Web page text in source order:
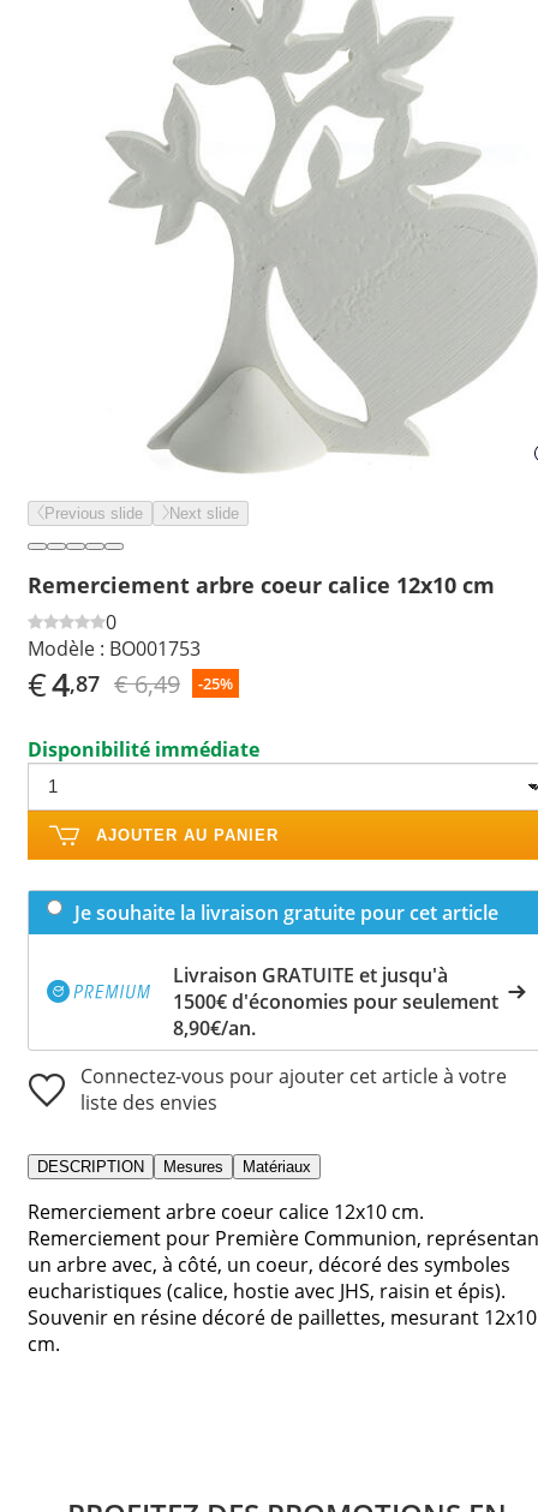
Previous slide Next slide
Remerciement arbre coeur calice 12x10 cm
0
Modèle : BO001753
€4,87 € 6,49 -25%
Disponibilité immédiate
AJOUTER AU PANIER
Je souhaite la livraison gratuite pour cet article
Livraison GRATUITE et jusqu'à
1500€ d'économies pour seulement
8,90€/an.
Connectez-vous pour ajouter cet article à votre
liste des envies
DESCRIPTION Mesures Matériaux
Remerciement arbre coeur calice 12x10 cm.
Remerciement pour Première Communion,
un arbre avec, à côté, un coeur, décoré des symboles
eucharistiques (calice, hostie avec JHS, raisin et épis).
Souvenir en résine décoré de paillettes, mesurant 12x10
cm.